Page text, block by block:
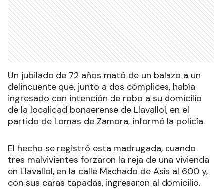
Un jubilado de 72 años mató de un balazo a un
delincuente que, junto a dos cómplices, había
ingresado con intención de robo a su domicilio
de la localidad bonaerense de Llavallol, en el
partido de Lomas de Zamora, informó la policía.
El hecho se registró esta madrugada, cuando
tres malvivientes forzaron la reja de una vivienda
en Llavallol, en la calle Machado de Asís al 600 y,
con sus caras tapadas, ingresaron al domicilio.